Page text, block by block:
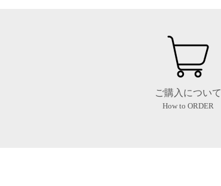
ご購入について